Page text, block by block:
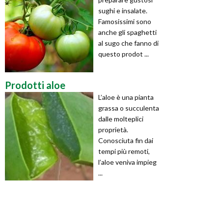
sughi e insalate.
Famosissimi sono
anche gli spaghetti
al sugo che fanno di
questo prodot ...
Prodotti aloe
L’aloe è una pianta
grassa o succulenta
dalle molteplici
proprietà.
Conosciuta fin dai
tempi più remoti,
l’aloe veniva impieg
...